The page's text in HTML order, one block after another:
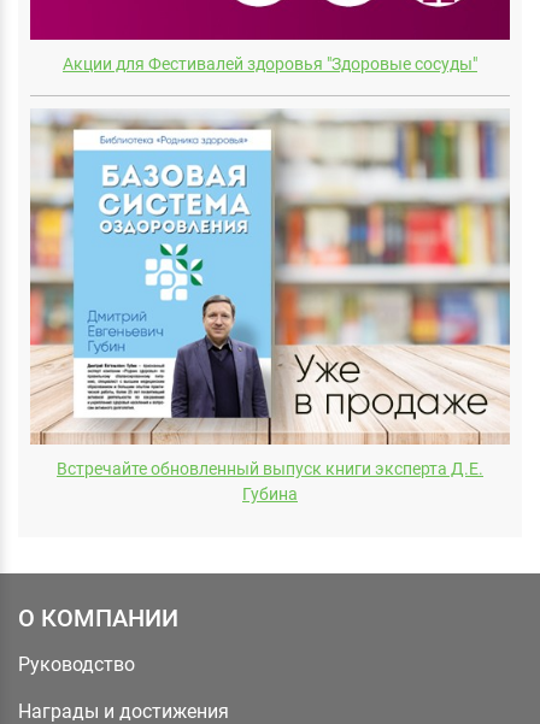
Акции для Фестивалей здоровья "Здоровые сосуды"
Встречайте обновленный выпуск книги эксперта Д.E.
Губина
О КОМПАНИИ
Руководство
Награды и достижения